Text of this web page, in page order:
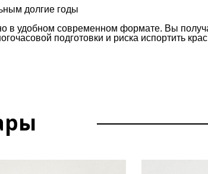
долгие годы
в удобном современном формате. Вы
подготовки и риска испортить